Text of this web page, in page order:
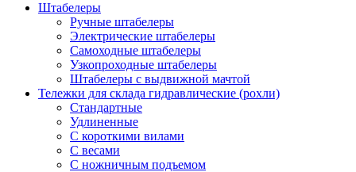
Штабелеры
Ручные штабелеры
Электрические штабелеры
Самоходные штабелеры
Узкопроходные штабелеры
Штабелеры с выдвижной мачтой
Тележки для склада гидравлические (рохли)
Стандартные
Удлиненные
С короткими вилами
С весами
С ножничным подъемом